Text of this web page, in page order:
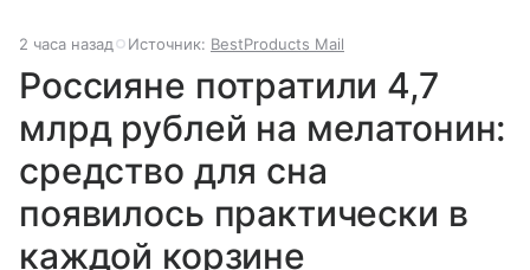
2 часа назад Источник: BestProducts Mail
Россияне потратили 4,7
млрд рублей на мелатонин:
средство для сна
появилось практически в
каждой корзине